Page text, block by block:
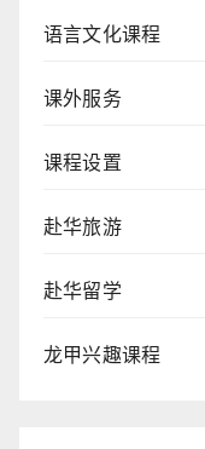
语言文化课程
课外服务
课程设置
赴华旅游
赴华留学
龙甲兴趣课程